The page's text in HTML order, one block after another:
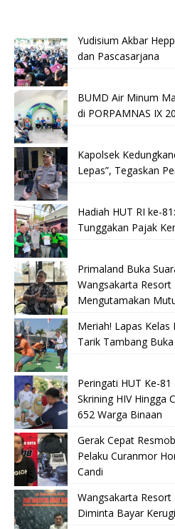
Yudisium Akbar
dan Pascasarjana
BUMD Air Minum
di PORPAMNAS IX
Kapolsek
Lepas”, Tegaskan
Hadiah HUT RI ke-
Tunggakan Pajak
Primaland Buka
Wangsakarta Resort
Mengutamakan
Meriah! Lapas Kelas
Tarik Tambang
Peringati HUT Ke-
Skrining HIV Hingga
652 Warga Binaan
Gerak Cepat
Pelaku Curanmor
Candi
Wangsakarta
Diminta Bayar